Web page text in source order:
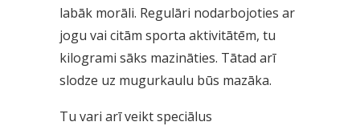
labāk morāli. Regulāri nodarbojoties ar
jogu vai citām sporta aktivitātēm, tu
kilogrami sāks mazināties. Tātad arī
slodze uz mugurkaulu būs mazāka.
Tu vari arī veikt speciālus